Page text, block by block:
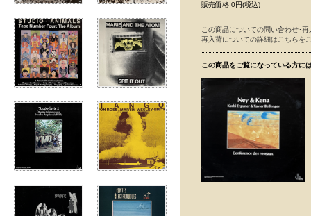
販売価格 0円(税込)
この商品についての問い合わせ･
再入荷についての詳細はこちらを
この商品をご覧になっている方に